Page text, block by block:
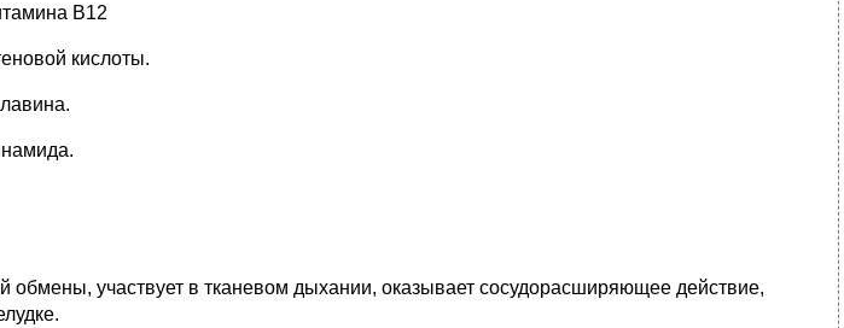
В12
кислоты.
обмены, участвует в тканевом дыхании, оказывает сосудорасширяющее действие,